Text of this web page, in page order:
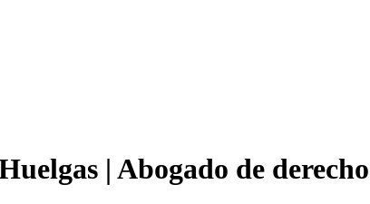
| Abogado de